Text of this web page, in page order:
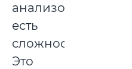
анализов
есть
сложности.
Это